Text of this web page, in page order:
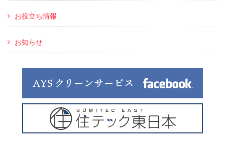
お役立ち情報
お知らせ